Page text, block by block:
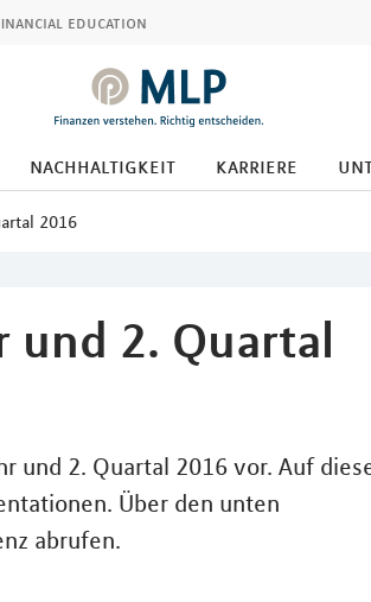
education
nachhaltigkeit karriere
2016
und 2. Quartal
und 2. Quartal 2016 vor. Auf
Über den unten
abrufen.